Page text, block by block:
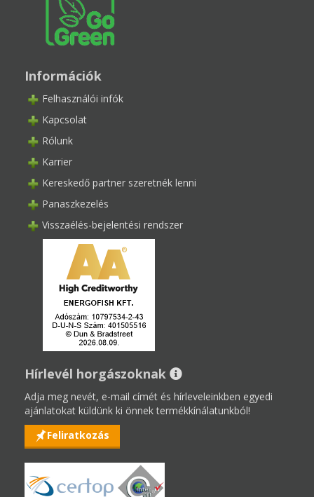
Információk
Felhasználói infók
Kapcsolat
Rólunk
Karrier
Kereskedő partner szeretnék lenni
Panaszkezelés
Visszaélés-bejelentési rendszer
Hírlevél horgászoknak
Adja meg nevét, e-mail címét és hírleveleinkben egyedi
ajánlatokat küldünk ki önnek termékkínálatunkból!
Feliratkozás